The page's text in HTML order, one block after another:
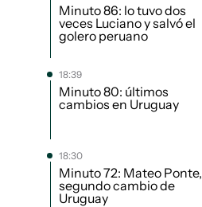
Minuto 86: lo tuvo dos
veces Luciano y salvó el
golero peruano
18:39
Minuto 80: últimos
cambios en Uruguay
18:30
Minuto 72: Mateo
segundo cambio de
Uruguay